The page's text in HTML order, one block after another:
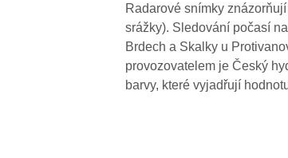
Radarové snímky
srážky). Sledování počasí
Brdech a Skalky u
provozovatelem je Český
barvy, které vyjadřují